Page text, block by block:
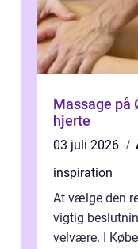
Massage på
hjerte
03 juli 2026
inspiration
At vælge den
vigtig
velvære. I